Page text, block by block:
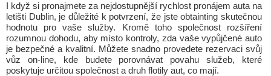
I když si pronajmete za nejdostupnější rychlost pronájem auta na
letišti Dublin, je důležité k potvrzení, že jste obtainting skutečnou
hodnotu pro vaše služby. Kromě toho společnost rozšíření
rozumnou dohodu, aby místo kontroly, zda vaše vypůjčené auto
je bezpečné a kvalitní. Můžete snadno provedete rezervaci svůj
vůz on-line, kde budete porovnávat povahu služeb, které
poskytuje určitou společnost a druh flotily aut, co mají.